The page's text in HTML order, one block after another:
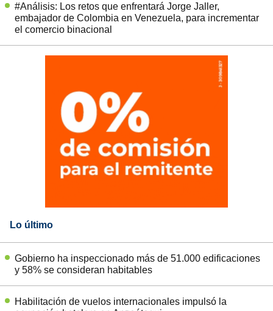
#Análisis: Los retos que enfrentará Jorge Jaller,
embajador de Colombia en Venezuela, para incrementar
el comercio binacional
Lo último
Gobierno ha inspeccionado más de 51.000 edificaciones
y 58% se consideran habitables
Habilitación de vuelos internacionales impulsó la